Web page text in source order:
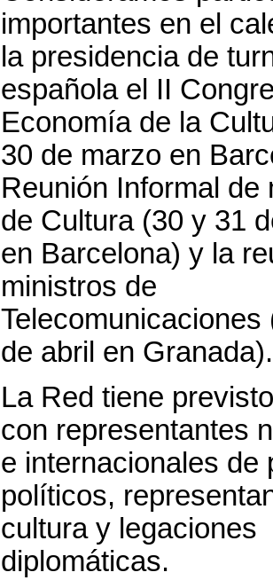
importantes en el
la presidencia de
española el II
Economía de la
30 de marzo en
Reunión Informal de
de Cultura (30 y 31
en Barcelona) y la
ministros de
Telecomunicaciones
de abril en Granada).
La Red tiene
con representantes
e internacionales de
políticos,
cultura y legaciones
diplomáticas.